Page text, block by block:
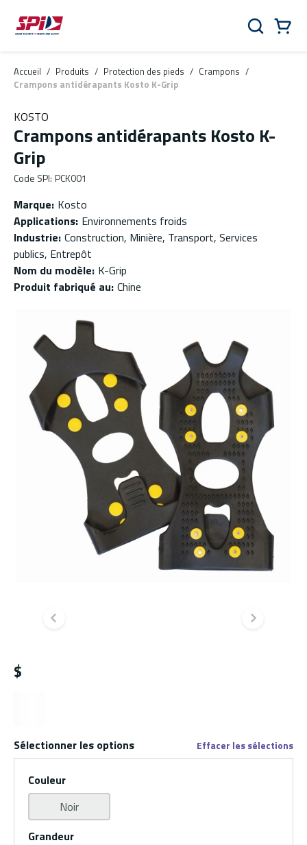
Aller au contenu principal
Skip to menu
Skip to footer
Rechercher
Accueil / Produits / Protection des pieds / Crampons /
Crampons antidérapants Kosto K-Grip
KOSTO
Crampons antidérapants Kosto K-
Grip
Code SPI: PCK001
Marque: Kosto
Applications: Environnements froids
Industrie: Construction, Minière, Transport, Services
publics, Entrepôt
Nom du modèle: K-Grip
Produit fabriqué au: Chine
Diapositive précédente
$
Sélectionner les options Effacer les sélections
Couleur
Noir
Grandeur